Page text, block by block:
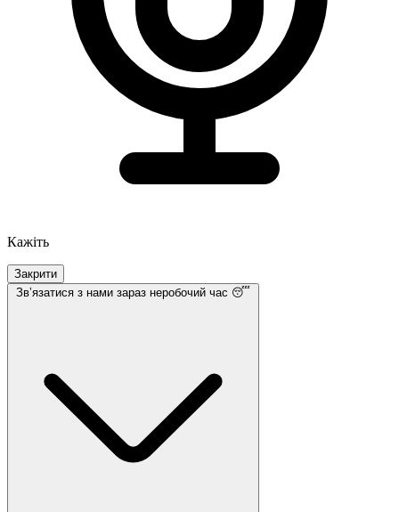
Кажіть
Закрити
Звʼязатися з нами зараз неробочий час 😴